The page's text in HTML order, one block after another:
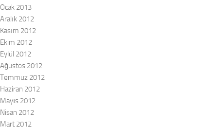
Ocak 2013
Aralık 2012
Kasım 2012
Ekim 2012
Eylül 2012
Ağustos 2012
Temmuz 2012
Haziran 2012
Mayıs 2012
Nisan 2012
Mart 2012